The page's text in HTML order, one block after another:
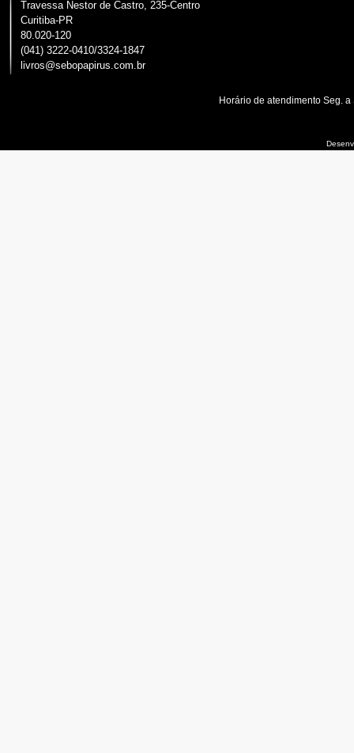
Travessa Nestor de Castro, 235-Centro
Curitiba-PR
80.020-120
(041) 3222-0410/3324-1847
livros@sebopapirus.com.br
Horário de atendimento Seg.